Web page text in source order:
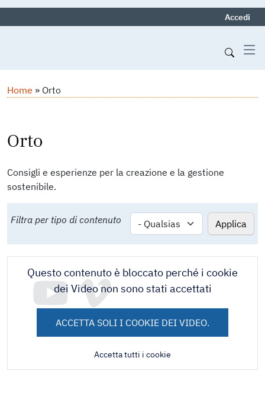
Accedi
Navigazione
Briciole di pane
Home Orto
Orto
Consigli e esperienze per la creazione e la gestione
sostenibile.
Filtra per tipo di contenuto
Questo contenuto è bloccato perché i cookie
dei Video non sono stati accettati
ACCETTA SOLI I COOKIE DEI VIDEO.
Accetta tutti i cookie